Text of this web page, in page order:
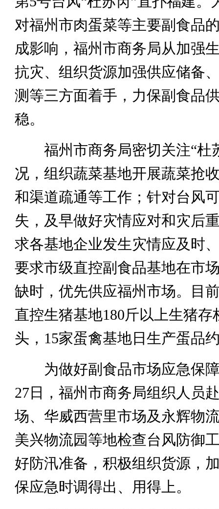
对福州市肉蛋菜等主要副食品
成影响，福州市商务局从加强
抗灾、组织货源加强供应储备
测等三方面着手，力保副食品
稳。
福州市商务局密切关注“杜
况，组织蔬菜基地开展蔬菜抢
和渠道疏通等工作；针对台风
失，及早做好灾情应对和灾后
求各基地企业发生灾情应及时
要求市级直控副食品基地在市
缺时，优先供应福州市场。目
直控生猪基地180斤以上生猪存
头，15家蛋禽基地日生产蛋品
为做好副食品市场应急保障
27日，福州市商务局组织人员
场、华威西营里市场及永辉物
美兴物流园等地检查台风防御
好防汛准备，积极组织货源，
保应急时调得出、用得上。